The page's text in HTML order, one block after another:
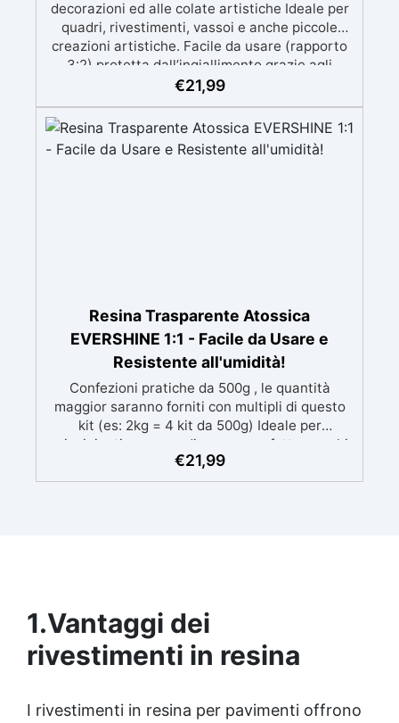
decorazioni ed alle colate artistiche Ideale per
quadri, rivestimenti, vassoi e anche piccole
creazioni artistiche. Facile da usare (rapporto
3:2) protetta dall’ingiallimento grazie agli
speciali filtri UV Formula densa : non cola via,
in 12-24h garantendo una superficie lucida e
brillante
€21,99
Resina Trasparente Atossica
EVERSHINE 1:1 - Facile da Usare e
Resistente all'umidità!
Confezioni pratiche da 500g , le quantità
maggior saranno forniti con multipli di questo
kit (es: 2kg = 4 kit da 500g) Ideale per
principianti: a prova di errore, perfetta per chi
inizia. Sempre lucida: garantisce una finitura
brillante e uniforme in ogni condizione.
€21,99
1.Vantaggi dei
rivestimenti in resina
I rivestimenti in resina per pavimenti offrono